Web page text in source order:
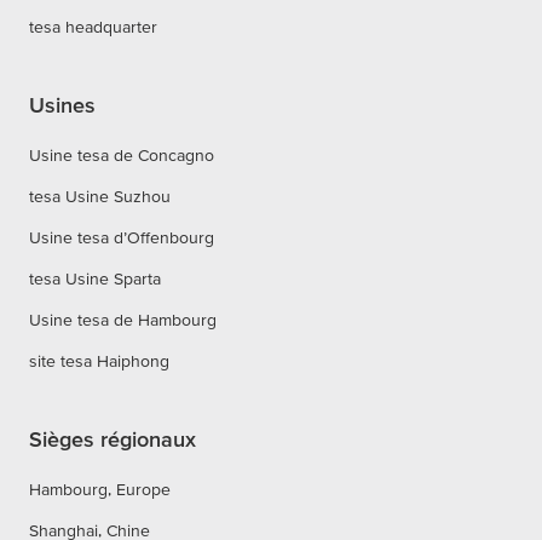
tesa headquarter
Usines
Usine tesa de Concagno
tesa Usine Suzhou
Usine tesa d’Offenbourg
tesa Usine Sparta
Usine tesa de Hambourg
site tesa Haiphong
Sièges régionaux
Hambourg, Europe
Shanghai, Chine